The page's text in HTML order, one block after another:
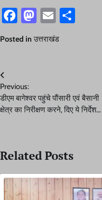
Facebook
Mastodon
Email
Posted in उत्तराखंड
Post
navigation
Previous:
डीएम बागेश्वर पहुंचे पौंसारी एवं बैसानी
क्षेत्र का निरीक्षण करने, दिए ये निर्देश…
Related Posts